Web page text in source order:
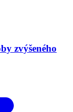
zvýšeného